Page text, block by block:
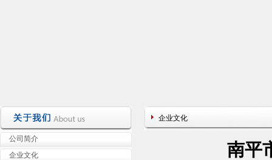
公司简介
企业文化
企业文化
南平